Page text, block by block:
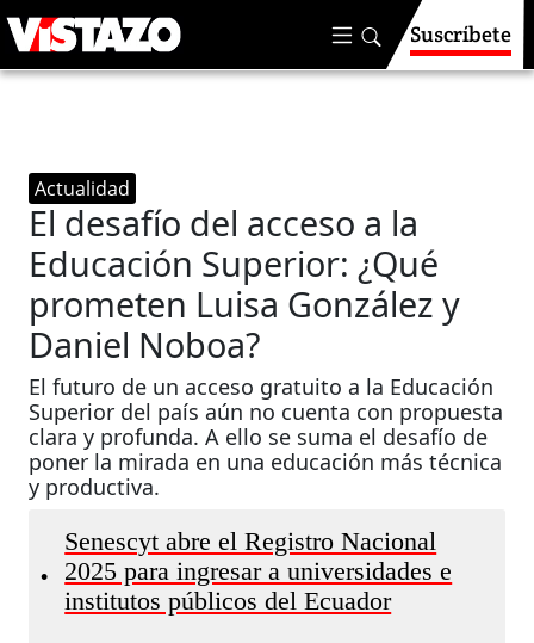
Suscríbete
Actualidad
El desafío del acceso a la
Educación Superior: ¿Qué
prometen Luisa González y
Daniel Noboa?
El futuro de un acceso gratuito a la Educación
Superior del país aún no cuenta con propuesta
clara y profunda. A ello se suma el desafío de
poner la mirada en una educación más técnica
y productiva.
•
Senescyt abre el Registro Nacional
2025 para ingresar a universidades e
institutos públicos del Ecuador